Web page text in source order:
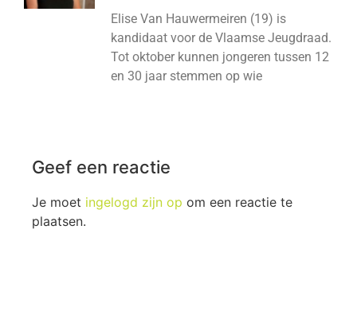
Elise Van Hauwermeiren (19) is
kandidaat voor de Vlaamse Jeugdraad.
Tot oktober kunnen jongeren tussen 12
en 30 jaar stemmen op wie
Geef een reactie
Je moet ingelogd zijn op om een reactie te
plaatsen.